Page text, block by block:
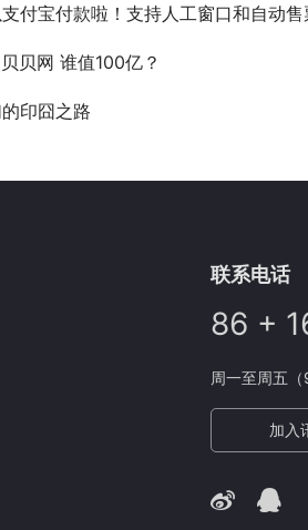
付宝付款啦！支持人工窗口和自动售
贝网 谁值100亿？
印囧之路
联系电话
86 +
周一至周五
加入